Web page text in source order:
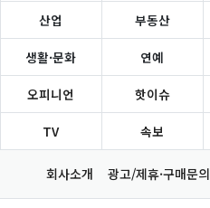
산업 부동산
생활·문화 연예
오피니언 핫이슈
TV 속보
회사소개 광고/제휴·구매문의